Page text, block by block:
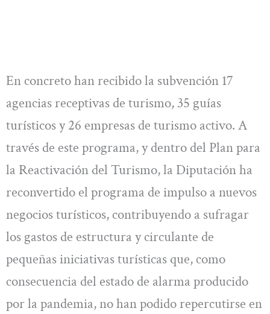
En concreto han recibido la subvención 17
agencias receptivas de turismo, 35 guías
turísticos y 26 empresas de turismo activo. A
través de este programa, y dentro del Plan para
la Reactivación del Turismo, la Diputación ha
reconvertido el programa de impulso a nuevos
negocios turísticos, contribuyendo a sufragar
los gastos de estructura y circulante de
pequeñas iniciativas turísticas que, como
consecuencia del estado de alarma producido
por la pandemia, no han podido repercutirse en